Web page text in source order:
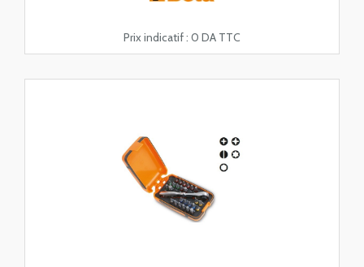
Prix indicatif : 0 DA TTC